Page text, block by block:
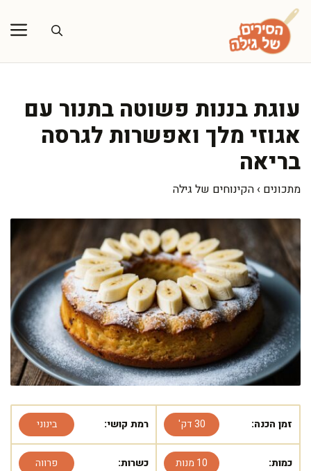
לדלג
לתוכן
עוגת בננות פשוטה בתנור עם
אגוזי מלך ואפשרות לגרסה
בריאה
מתכונים › הקינוחים של גילה
זמן הכנה: 30 דק' רמת קושי: בינוני
כמות: 10 מנות כשרות: פרווה